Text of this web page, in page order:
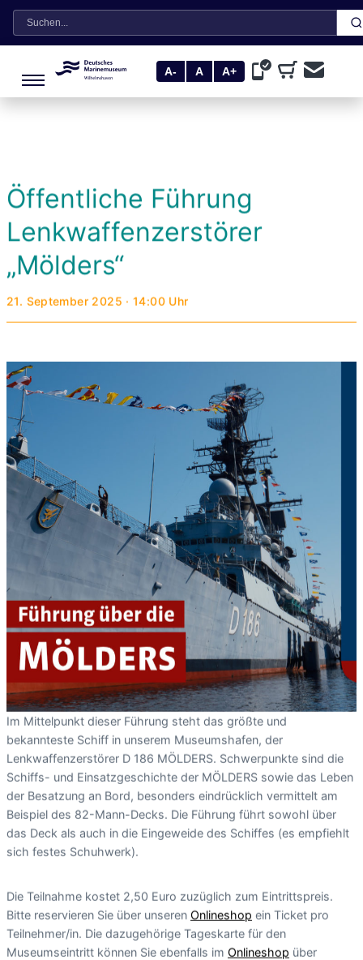
Suche
A- A A+
Öffentliche Führung
Lenkwaffenzerstörer
„Mölders“
21. September 2025 · 14:00 Uhr
Im Mittelpunkt dieser Führung steht das größte und
bekannteste Schiff in unserem Museumshafen, der
Lenkwaffenzerstörer D 186 MÖLDERS. Schwerpunkte sind die
Schiffs- und Einsatzgeschichte der MÖLDERS sowie das Leben
der Besatzung an Bord, besonders eindrücklich vermittelt am
Beispiel des 82-Mann-Decks. Die Führung führt sowohl über
das Deck als auch in die Eingeweide des Schiffes (es empfiehlt
sich festes Schuhwerk).
Die Teilnahme kostet 2,50 Euro zuzüglich zum Eintrittspreis.
Bitte reservieren Sie über unseren Onlineshop ein Ticket pro
Teilnehmer/in. Die dazugehörige Tageskarte für den
Museumseintritt können Sie ebenfalls im Onlineshop über